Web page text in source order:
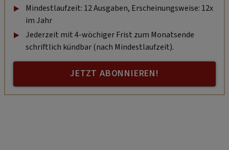
Mindestlaufzeit: 12 Ausgaben, Erscheinungsweise: 12x
im Jahr
Jederzeit mit 4-wöchiger Frist zum Monatsende
schriftlich kündbar (nach Mindestlaufzeit).
JETZT ABONNIEREN!